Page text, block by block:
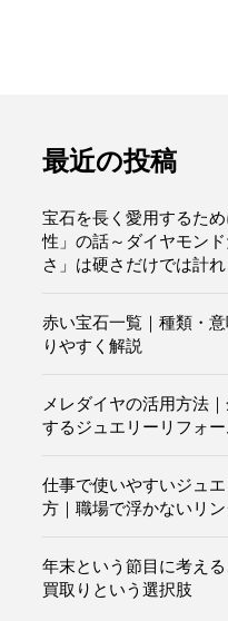
最近の投稿
宝石を長く愛用するた
性」の話～ダイヤモン
さ」は硬さだけでは計れ
赤い宝石一覧｜種類・
りやすく解説
メレダイヤの活用方法
するジュエリーリフォ
仕事で使いやすいジュ
方｜職場で浮かないリ
年末という節目に考え
買取りという選択肢